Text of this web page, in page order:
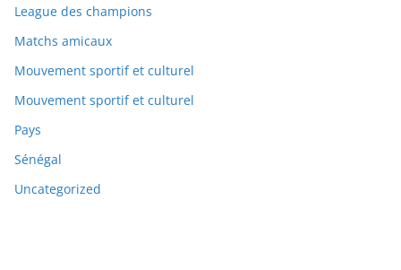
League des champions
Matchs amicaux
Mouvement sportif et culturel
Mouvement sportif et culturel
Pays
Sénégal
Uncategorized